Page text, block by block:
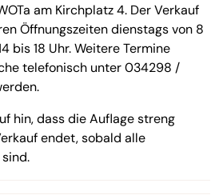
am Kirchplatz 4. Der Verkauf
Öffnungszeiten dienstags von 8
bis 18 Uhr. Weitere Termine
telefonisch unter 034298 /
hin, dass die Auflage streng
endet, sobald alle